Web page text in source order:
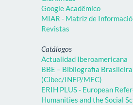
Google Acadêmico
MIAR - Matriz de
Revistas
Catálogos
Actualidad Iberoamericana
BBE – Bibliografia Brasileira
(Cibec/INEP/MEC)
ERIH PLUS - European
Humanities and the Social